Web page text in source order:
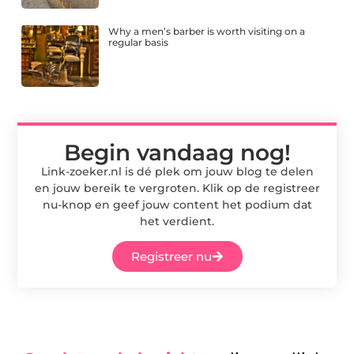
Why a men’s barber is worth visiting on a
regular basis
Begin vandaag nog!
Link-zoeker.nl is dé plek om jouw blog te delen
en jouw bereik te vergroten. Klik op de registreer
nu-knop en geef jouw content het podium dat
het verdient.
Registreer nu